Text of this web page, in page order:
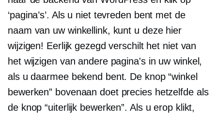
‘pagina’s’. Als u niet tevreden bent met de
naam van uw winkellink, kunt u deze hier
wijzigen! Eerlijk gezegd verschilt het niet van
het wijzigen van andere pagina's in uw winkel,
als u daarmee bekend bent. De knop “winkel
bewerken” bovenaan doet precies hetzelfde als
de knop “uiterlijk bewerken”. Als u erop klikt,